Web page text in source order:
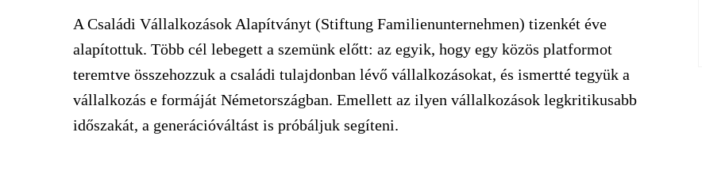
A Családi Vállalkozások Alapítványt (Stiftung Familienunternehmen) tizenkét éve
alapítottuk. Több cél lebegett a szemünk előtt: az egyik, hogy egy közös platformot
teremtve összehozzuk a családi tulajdonban lévő vállalkozásokat, és ismertté tegyük a
vállalkozás e formáját Németországban. Emellett az ilyen vállalkozások legkritikusabb
időszakát, a generációváltást is próbáljuk segíteni.